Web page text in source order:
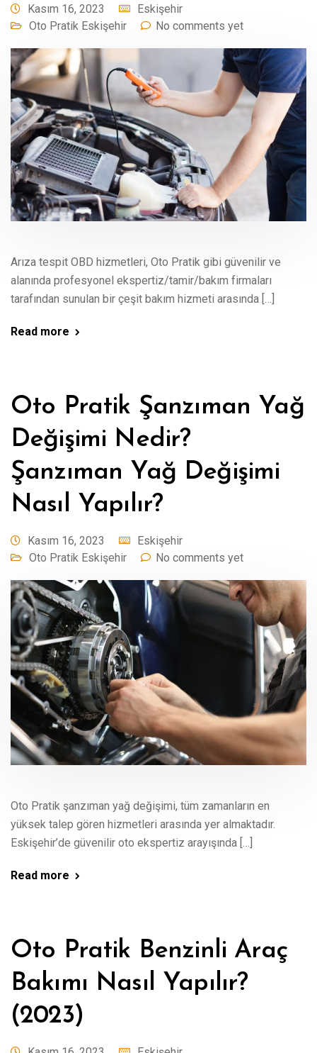
Kasım 16, 2023
Eskişehir
Oto Pratik Eskişehir
No comments yet
Arıza tespit OBD hizmetleri, Oto Pratik gibi güvenilir ve
alanında profesyonel ekspertiz/tamir/bakım firmaları
tarafından sunulan bir çeşit bakım hizmeti arasında […]
Read more
Oto Pratik Şanzıman Yağ
Değişimi Nedir?
Şanzıman Yağ Değişimi
Nasıl Yapılır?
Kasım 16, 2023
Eskişehir
Oto Pratik Eskişehir
No comments yet
Oto Pratik şanzıman yağ değişimi, tüm zamanların en
yüksek talep gören hizmetleri arasında yer almaktadır.
Eskişehir’de güvenilir oto ekspertiz arayışında […]
Read more
Oto Pratik Benzinli Araç
Bakımı Nasıl Yapılır?
(2023)